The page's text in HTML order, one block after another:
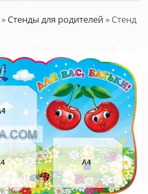
»Стенды для родителей»Стенд